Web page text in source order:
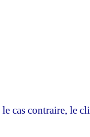
cas contraire, le